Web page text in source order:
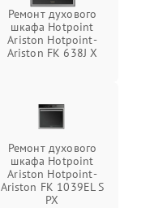
Ремонт духового
шкафа Hotpoint
Ariston Hotpoint-
Ariston FK 638J X
Ремонт духового
шкафа Hotpoint
Ariston Hotpoint-
Ariston FK 1039EL S
PX